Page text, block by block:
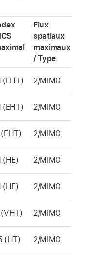
Flux
spatiaux
maximaux
/ Type
(EHT) 2/MIMO
(EHT) 2/MIMO
2/MIMO
(HE) 2/MIMO
(HE) 2/MIMO
2/MIMO
(HT) 2/MIMO